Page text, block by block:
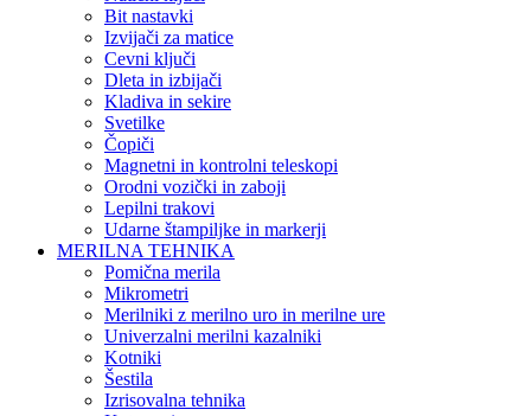
Bit nastavki
Izvijači za matice
Cevni ključi
Dleta in izbijači
Kladiva in sekire
Svetilke
Čopiči
Magnetni in kontrolni teleskopi
Orodni vozički in zaboji
Lepilni trakovi
Udarne štampiljke in markerji
MERILNA TEHNIKA
Pomična merila
Mikrometri
Merilniki z merilno uro in merilne ure
Univerzalni merilni kazalniki
Kotniki
Šestila
Izrisovalna tehnika